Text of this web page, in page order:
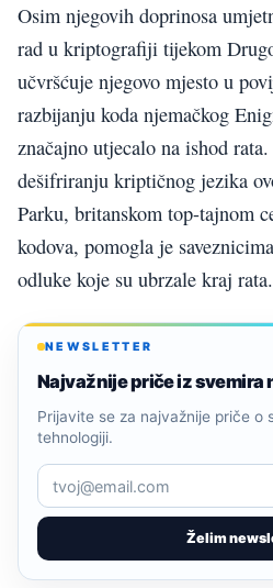
Osim njegovih doprinosa
rad u kriptografiji tijekom
učvršćuje njegovo mjesto u
razbijanju koda njemačkog
značajno utjecalo na ishod
dešifriranju kriptičnog jezika
Parku, britanskom top-tajnom
kodova, pomogla je
odluke koje su ubrzale kraj rata.
NEWSLETTER
Najvažnije priče iz svemira
Želim
Prijavite se za najvažnije priče o
tehnologiji.